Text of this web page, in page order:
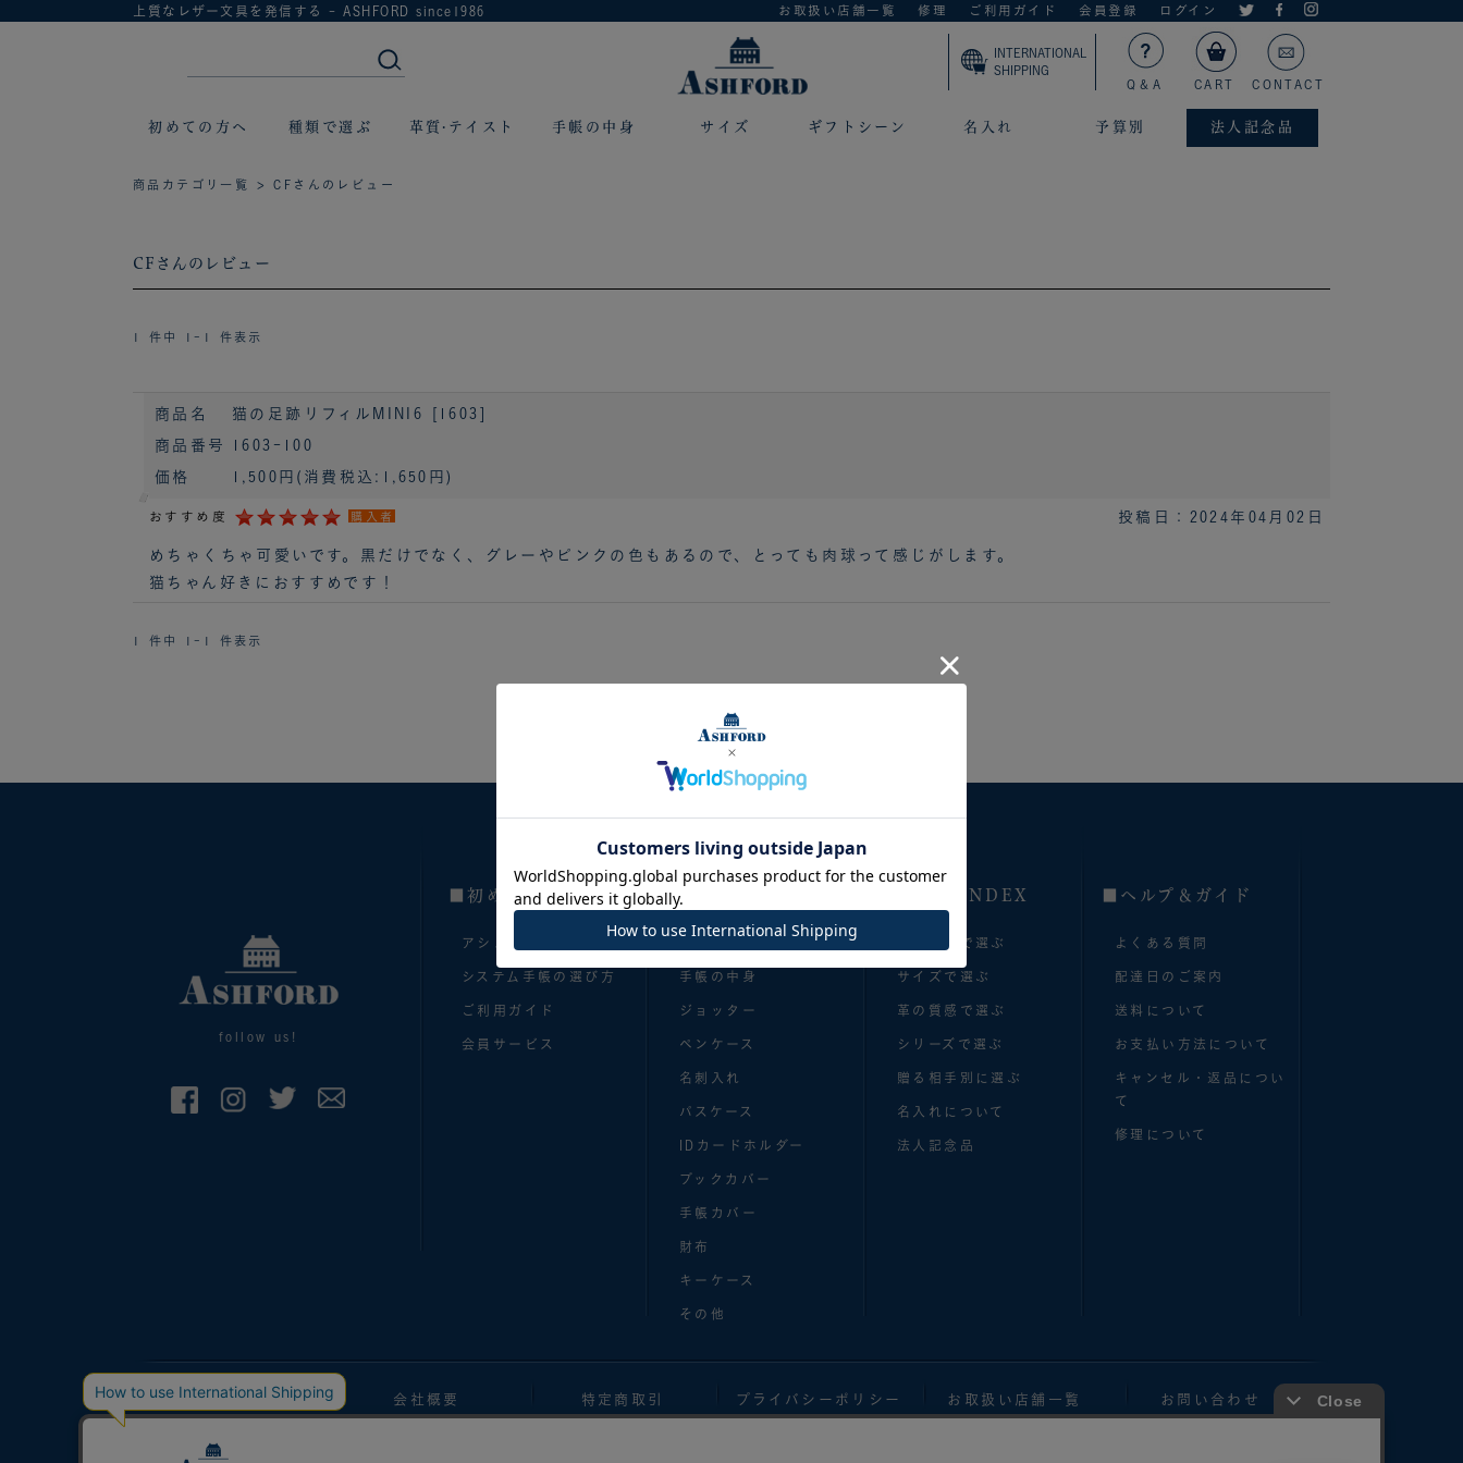
上質なレザー文具を発信する - ASHFORD since1986 お取扱い店舗一覧 修理 ご利用ガイド 会員登録 ログイン
INTERNATIONAL
SHIPPING
Q＆A
CART CONTACT
初めての方へ 種類で選ぶ 革質·テイスト 手帳の中身 サイズ ギフトシーン 名入れ 予算別 法人記念品
商品カテゴリ一覧 > CFさんのレビュー
CFさんのレビュー
1 件中 1-1 件表示
商品名 猫の足跡リフィルMINI6 [1603]
商品番号 1603-100
価格 1,500円 (消費税込:1,650円)
投稿日：2024年04月02日
おすすめ度 購入者
めちゃくちゃ可愛いです。黒だけでなく、グレーやピンクの色もあるので、とっても肉球って感じがします。
猫ちゃん好きにおすすめです！
1 件中 1-1 件表示
follow us!
■初めての方へ
アシュフォードとは
システム手帳の選び方
ご利用ガイド
会員サービス
■商品のご案内
手帳の中身
ジョッター
ペンケース
名刺入れ
パスケース
IDカードホルダー
ブックカバー
手帳カバー
財布
キーケース
その他
■目的別INDEX
テイストで選ぶ
サイズで選ぶ
革の質感で選ぶ
シリーズで選ぶ
贈る相手別に選ぶ
名入れについて
法人記念品
■へルプ＆ガイド
よくある質問
配達日のご案内
送料について
お支払い方法について
キャンセル・返品につい
て
修理について
手帳マガジン 会社概要 特定商取引 プライバシーポリシー お取扱い店舗一覧 お問い合わせ